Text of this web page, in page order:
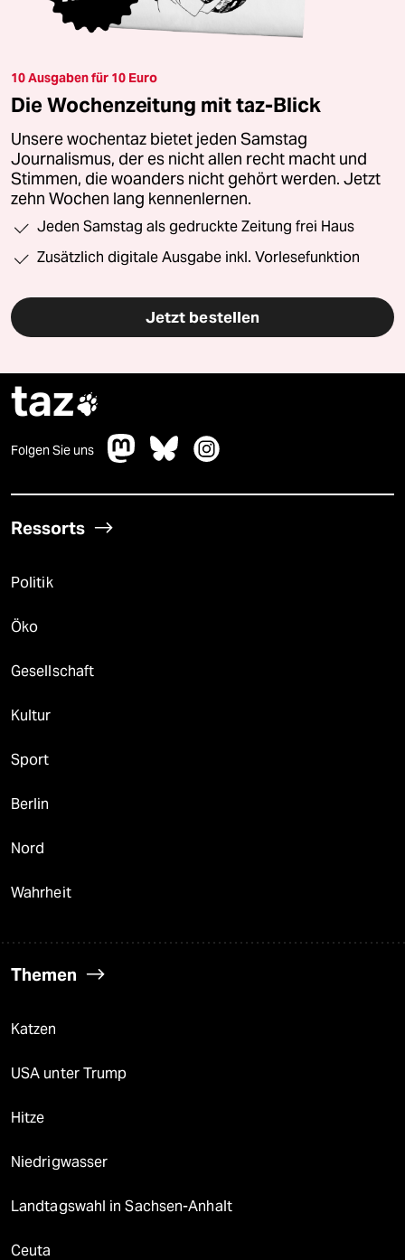
10 Ausgaben für 10 Euro
Die Wochenzeitung mit taz-Blick
Unsere wochentaz bietet jeden Samstag
Journalismus, der es nicht allen recht macht und
Stimmen, die woanders nicht gehört werden. Jetzt
zehn Wochen lang kennenlernen.
Jeden Samstag als gedruckte Zeitung frei Haus
Zusätzlich digitale Ausgabe inkl. Vorlesefunktion
Jetzt bestellen
taz
Folgen Sie uns
Ressorts
Politik
Öko
Gesellschaft
Kultur
Sport
Berlin
Nord
Wahrheit
Themen
Katzen
USA unter Trump
Hitze
Niedrigwasser
Landtagswahl in Sachsen-Anhalt
Ceuta